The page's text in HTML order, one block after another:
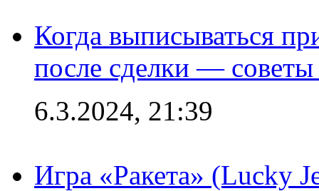
Когда выписываться
после сделки —
6.3.2024, 21:39
Игра «Ракета» (Lucky